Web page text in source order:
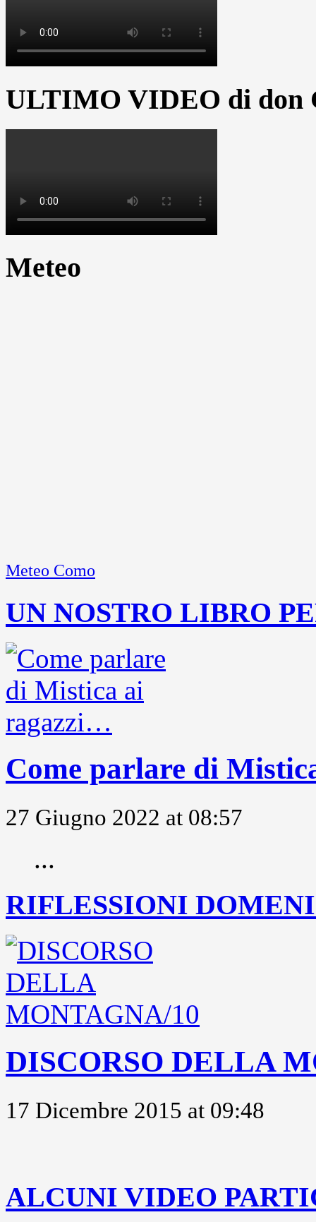
ULTIMO VIDEO di don
Meteo
Meteo Como
UN NOSTRO LIBRO
Come parlare di
27 Giugno 2022 at 08:57
...
RIFLESSIONI
DISCORSO DELLA
17 Dicembre 2015 at 09:48
ALCUNI VIDEO